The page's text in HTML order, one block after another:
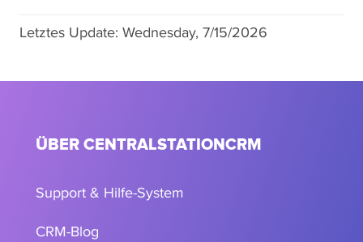
Letztes Update: Wednesday, 7/15/2026
ÜBER CENTRALSTATIONCRM
Support & Hilfe-System
CRM-Blog